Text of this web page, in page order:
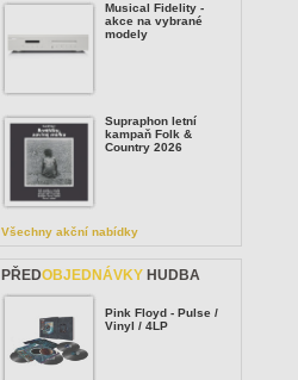
Musical Fidelity -
akce na vybrané
modely
Supraphon letní
kampaň Folk &
Country 2026
Všechny akční nabídky
PŘEDOBJEDNÁVKY HUDBA
Pink Floyd - Pulse /
Vinyl / 4LP